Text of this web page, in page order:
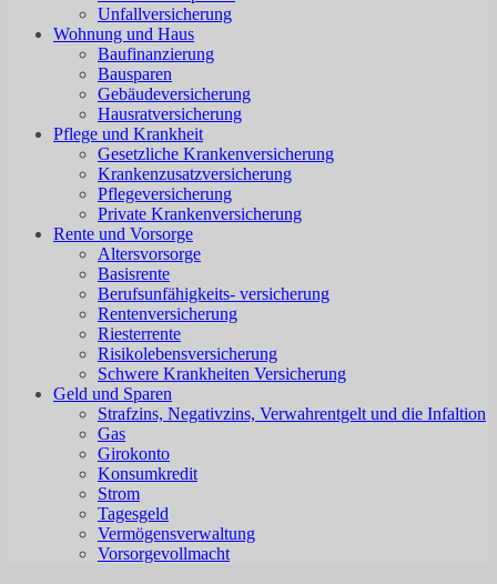
Unfallversicherung
Wohnung und Haus
Baufinanzierung
Bausparen
Gebäudeversicherung
Hausratversicherung
Pflege und Krankheit
Gesetzliche Krankenversicherung
Krankenzusatzversicherung
Pflegeversicherung
Private Krankenversicherung
Rente und Vorsorge
Altersvorsorge
Basisrente
Berufsunfähigkeits- versicherung
Rentenversicherung
Riesterrente
Risikolebensversicherung
Schwere Krankheiten Versicherung
Geld und Sparen
Strafzins, Negativzins, Verwahrentgelt und die Infaltion
Gas
Girokonto
Konsumkredit
Strom
Tagesgeld
Vermögensverwaltung
Vorsorgevollmacht